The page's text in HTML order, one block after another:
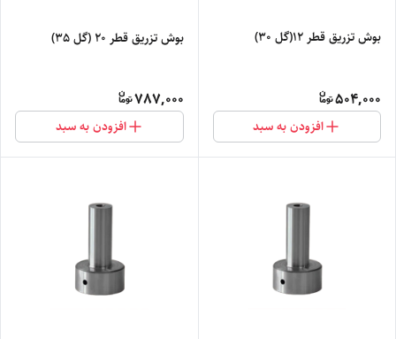
بوش تزریق قطر 12(گل 30)
504,000
افزودن به سبد
بوش تزریق قطر 20 (گل 35)
787,000
افزودن به سبد